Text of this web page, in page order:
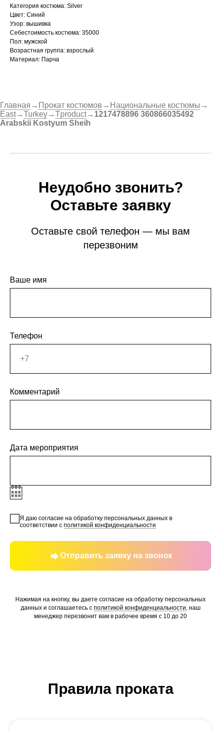
Категория костюма: Silver
Цвет: Синий
Узор: вышивка
Себестоимость костюма: 35000
Пол: мужской
Возрастная группа: взрослый
Материал: Парча
Главная → Прокат костюмов → Национальные костюмы →
East→Turkey→Tproduct→ 1217478896 360866035492
Arabskii Kostyum Sheih
Неудобно звонить?
Оставьте заявку
Оставьте свой телефон — мы вам
перезвоним
Ваше имя
Телефон
Комментарий
Дата мероприятия
Я даю согласие на обработку персональных данных в
соответствии с политикой конфиденциальности
Отправить заявку на звонок
Нажимая на кнопку, вы даете согласие на обработку персональных
данных и соглашаетесь c политикой конфиденциальности, наш
менеджер перезвонит вам в рабочее время с 10 до 20
Правила проката